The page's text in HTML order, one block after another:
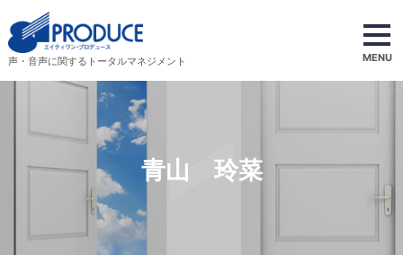
声・音声に関するトータルマネジメント MENU
青山 玲菜